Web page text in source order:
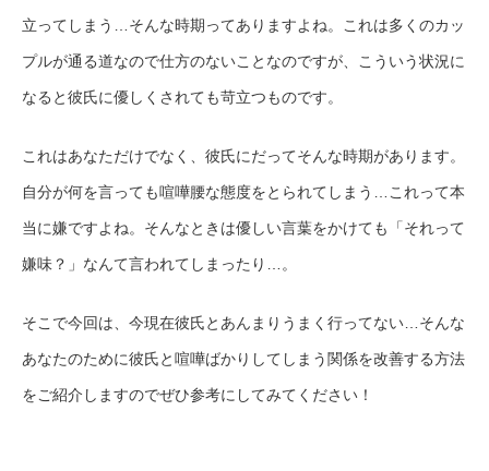
立ってしまう…そんな時期ってありますよね。これは多くのカッ
プルが通る道なので仕方のないことなのですが、こういう状況に
なると彼氏に優しくされても苛立つものです。
これはあなただけでなく、彼氏にだってそんな時期があります。
自分が何を言っても喧嘩腰な態度をとられてしまう…これって本
当に嫌ですよね。そんなときは優しい言葉をかけても「それって
嫌味？」なんて言われてしまったり…。
そこで今回は、今現在彼氏とあんまりうまく行ってない…そんな
あなたのために彼氏と喧嘩ばかりしてしまう関係を改善する方法
をご紹介しますのでぜひ参考にしてみてください！